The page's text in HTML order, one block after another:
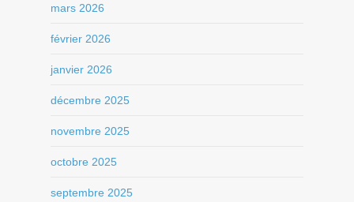
mars 2026
février 2026
janvier 2026
décembre 2025
novembre 2025
octobre 2025
septembre 2025